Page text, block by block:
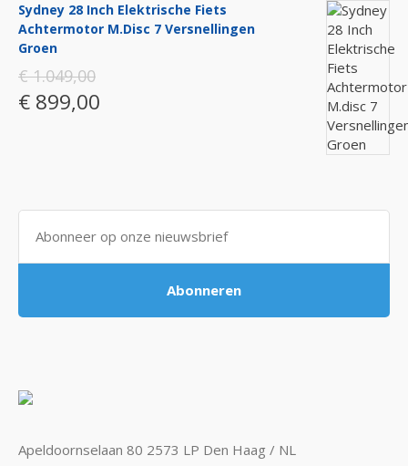
Sydney 28 Inch Elektrische Fiets
Achtermotor M.disc 7 Versnellingen
Groen
€ 1.049,00
€ 899,00
Abonneren
Apeldoornselaan 80 2573 LP Den Haag / NL